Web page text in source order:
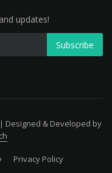
updates!
Subscribe
Designed & Developed by
Privacy Policy